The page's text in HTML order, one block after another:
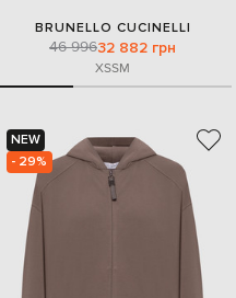
BRUNELLO CUCINELLI
46 99632 882 грн
XSSM
NEW
- 29%